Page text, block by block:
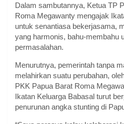
Dalam sambutannya, Ketua TP
Roma Megawanty mengajak
untuk senantiasa bekerjasama,
yang harmonis, bahu-membahu
permasalahan.
Menurutnya, pemerintah tanpa
melahirkan suatu perubahan,
PKK Papua Barat Roma
Ikatan Keluarga Babasal turut
penurunan angka stunting di